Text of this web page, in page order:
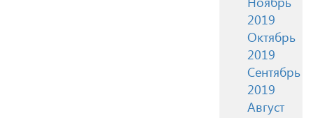
2019
Октябрь
2019
Сентябрь
2019
Август